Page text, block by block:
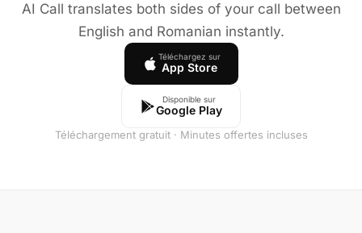
AI Call translates both sides of your call between
English and Romanian instantly.
Téléchargez sur
App Store
Disponible sur
Google Play
Téléchargement gratuit · Minutes offertes incluses